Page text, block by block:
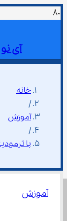
آی نو
خانه
/
آموزش
/
با
آموزش